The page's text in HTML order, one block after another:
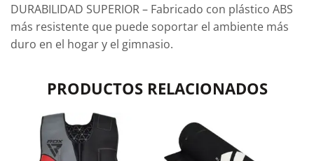
DURABILIDAD SUPERIOR – Fabricado con plástico ABS
más resistente que puede soportar el ambiente más
duro en el hogar y el gimnasio.
PRODUCTOS RELACIONADOS